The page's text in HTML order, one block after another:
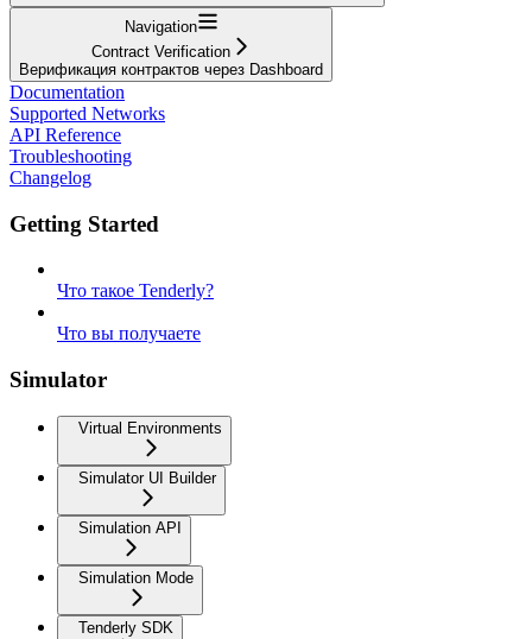
Navigation
Contract Verification
Верификация контрактов через Dashboard
Documentation
Supported Networks
API Reference
Troubleshooting
Changelog
Getting Started
Что такое Tenderly?
Что вы получаете
Simulator
Virtual Environments
Simulator UI Builder
Simulation API
Simulation Mode
Tenderly SDK